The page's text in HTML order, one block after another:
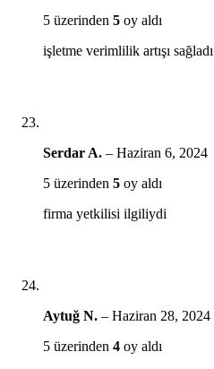
5 üzerinden 5 oy aldı
işletme verimlilik artışı sağladı
Serdar A. – Haziran 6, 2024
5 üzerinden 5 oy aldı
firma yetkilisi ilgiliydi
Aytuğ N. – Haziran 28, 2024
5 üzerinden 4 oy aldı